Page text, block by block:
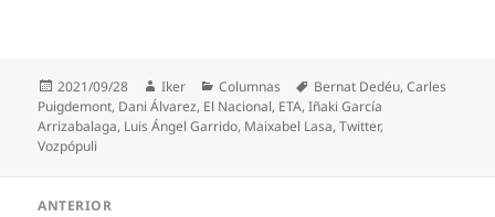
Publicado
el
2021/09/28 Autor
Iker Categorías
Columnas Etiquetas
Bernat Dedéu,Carles
Puigdemont, Dani Álvarez, El Nacional, ETA,Iñaki García
Arrizabalaga, Luis Ángel Garrido, Maixabel Lasa,Twitter,
Vozpópuli
ANTERIOR